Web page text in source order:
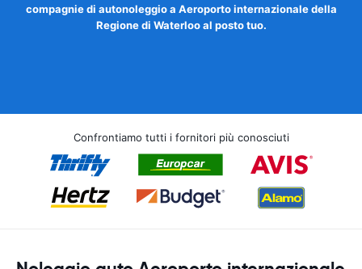
compagnie di autonoleggio a Aeroporto internazionale della
Regione di Waterloo al posto tuo.
Confrontiamo tutti i fornitori più conosciuti